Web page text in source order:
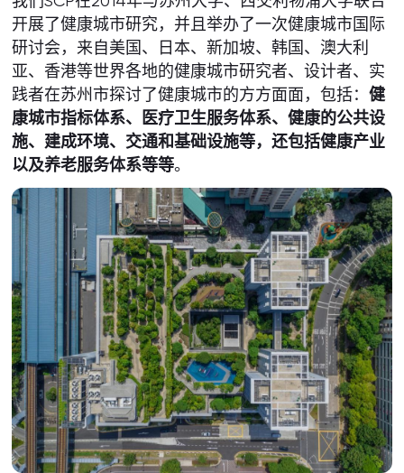
开展了健康城市研究，并且举办了一次健康城市国际
研讨会，来自美国、日本、新加坡、韩国、澳大利
亚、香港等世界各地的健康城市研究者、设计者、实
践者在苏州市探讨了健康城市的方方面面，包括：健
康城市指标体系、医疗卫生服务体系、健康的公共设
施、建成环境、交通和基础设施等，还包括健康产业
以及养老服务体系等等。